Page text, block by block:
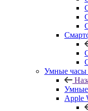
Умные часы
Apple